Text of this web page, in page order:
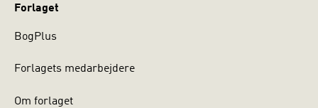
Forlaget
BogPlus
Forlagets medarbejdere
Om forlaget